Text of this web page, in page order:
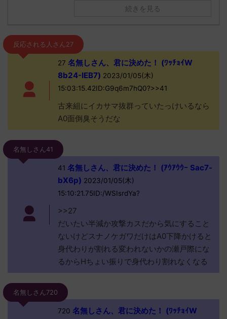
続きを見る
反応される人さん27
27 名無しさん、君に決めた！ (ﾜｯﾁｮｲW
8b24-IEB7) 2023/01/05(木)
15:03:15.42ID:G9q6m7hQ0?>>41
古来組にイカサマ抜群っていたっけいるなら
A0面倒臭そうだな
名無しさん41
41 名無しさん、君に決めた！ (ｱｳｱｳｳｰ Sac7-
bX6p) 2023/01/05(木)
15:10:21.75ID:/WSIsrdYa?
>>27
だいたい半減か攻撃カスだから気にすること
ないけどスナノケガワだけはA0下降かけると
身代わりが割れる変われないかの瀬戸際にな
るからHちょい振りで身代わり割れなくなる
名無しさん720
720 名無しさん、君に決めた！ (ﾜｯﾁｮｲW